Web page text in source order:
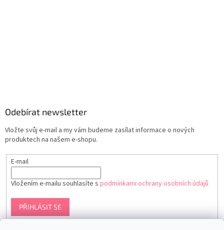
Odebírat newsletter
Vložte svůj e-mail a my vám budeme zasílat informace o nových
produktech na našem e-shopu.
E-mail
Vložením e-mailu souhlasíte s podmínkami ochrany osobních údajů
PŘIHLÁSIT SE